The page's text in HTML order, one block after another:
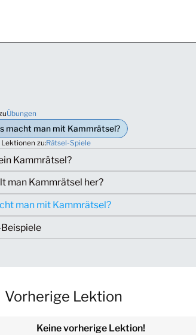
Übungen
macht man mit Kammrätsel?
zu:Rätsel-Spiele
Kammrätsel?
man Kammrätsel her?
man mit Kammrätsel?
Vorherige Lektion
Keine vorherige Lektion!